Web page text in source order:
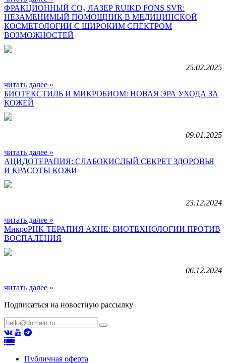
ФРАКЦИОННЫЙ CO₂ ЛАЗЕР RUIKD FONS SVR:
НЕЗАМЕНИМЫЙ ПОМОЩНИК В МЕДИЦИНСКОЙ
КОСМЕТОЛОГИИ С ШИРОКИМ СПЕКТРОМ
ВОЗМОЖНОСТЕЙ
25.02.2025
читать далее »
БИОТЕКСТИЛЬ И МИКРОБИОМ: НОВАЯ ЭРА УХОДА ЗА
КОЖЕЙ
09.01.2025
читать далее »
АЦИДОТЕРАПИЯ: СЛАБОКИСЛЫЙ СЕКРЕТ ЗДОРОВЬЯ
И КРАСОТЫ КОЖИ
23.12.2024
читать далее »
МикроРНК-ТЕРАПИЯ АКНЕ: БИОТЕХНОЛОГИИ ПРОТИВ
ВОСПАЛЕНИЯ
06.12.2024
читать далее »
Подписаться на новостную рассылку
Публичная оферта